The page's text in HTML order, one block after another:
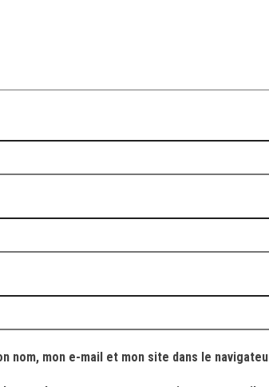
nom, mon e-mail et mon site dans le